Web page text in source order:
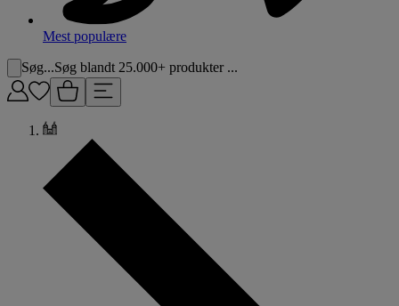
Mest populære
Søg...Søg blandt 25.000+ produkter ...